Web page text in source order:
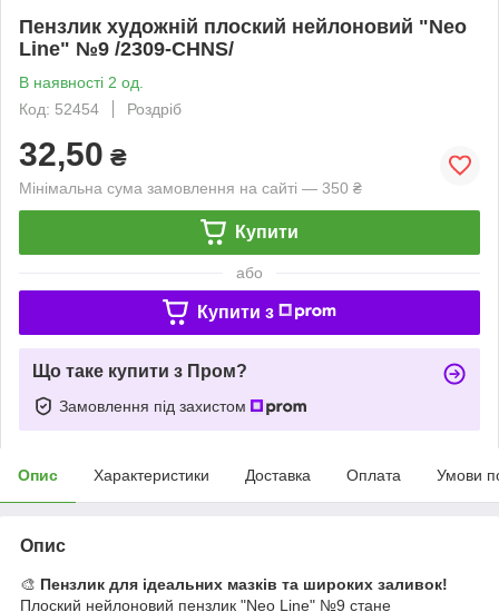
Пензлик художній плоский нейлоновий "Neo
Line" №9 /2309-CHNS/
В наявності 2 од.
Код: 52454
Роздріб
32,50 ₴
Мінімальна сума замовлення на сайті — 350 ₴
Купити
або
Купити з
Що таке купити з Пром?
Замовлення під захистом
Опис Характеристики Доставка Оплата Умови
Опис
🎨 Пензлик для ідеальних мазків та широких заливок!
Плоский нейлоновий пензлик "Neo Line" №9 стане